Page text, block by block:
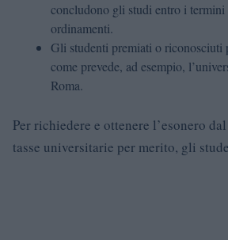
concludono gli studi entro i
ordinamenti.
Gli studenti premiati o riconosciuti
come prevede, ad esempio,
Roma.
Per richiedere e ottenere l’esonero
tasse universitarie per merito, gli